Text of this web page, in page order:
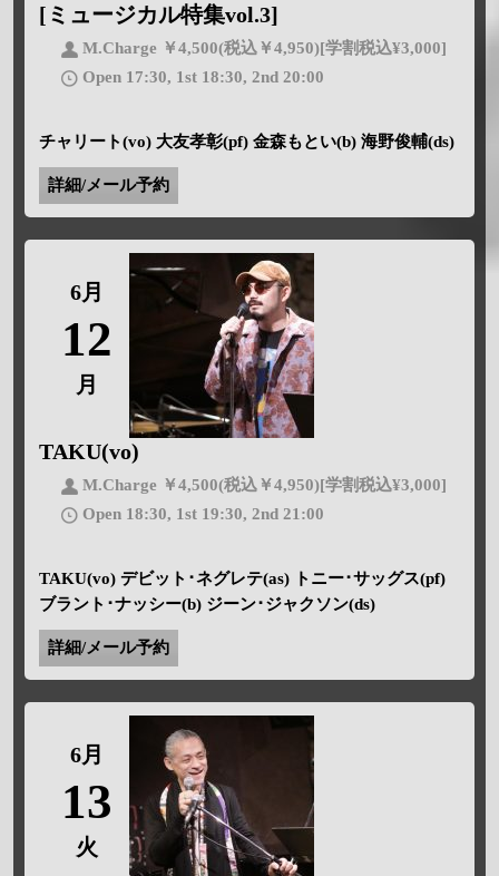
[ミュージカル特集vol.3]
M.Charge ￥4,500(税込￥4,950)[学割税込¥3,000]
Open 17:30, 1st 18:30, 2nd 20:00
チャリート(vo) 大友孝彰(pf) 金森もとい(b) 海野俊輔(ds)
詳細/メール予約
6月
12
月
TAKU(vo)
M.Charge ￥4,500(税込￥4,950)[学割税込¥3,000]
Open 18:30, 1st 19:30, 2nd 21:00
TAKU(vo) デビット･ネグレテ(as) トニー･サッグス(pf)
ブラント･ナッシー(b) ジーン･ジャクソン(ds)
詳細/メール予約
6月
13
火